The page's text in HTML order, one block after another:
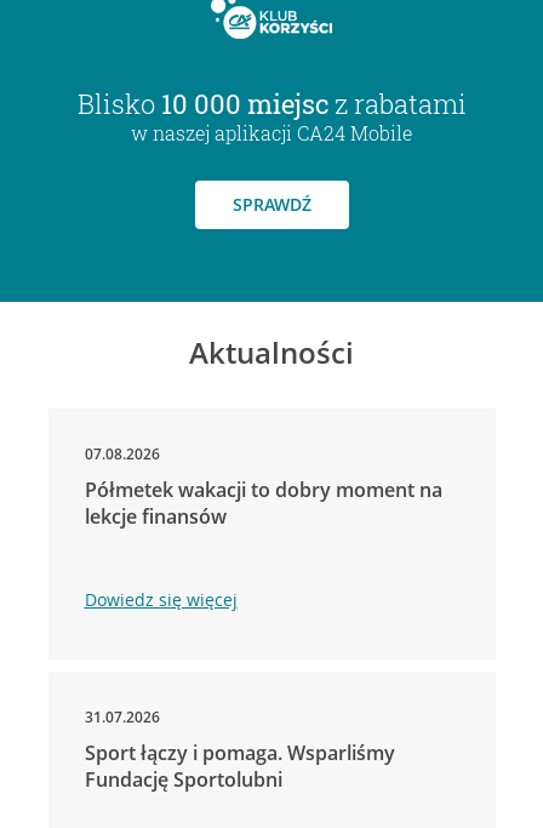
Blisko 10 000 miejsc z rabatami
w naszej aplikacji CA24 Mobile
SPRAWDŹ
Aktualności
07.08.2026
Półmetek wakacji to dobry moment na
lekcje finansów
Dowiedz się więcej
31.07.2026
Sport łączy i pomaga. Wsparliśmy
Fundację Sportolubni